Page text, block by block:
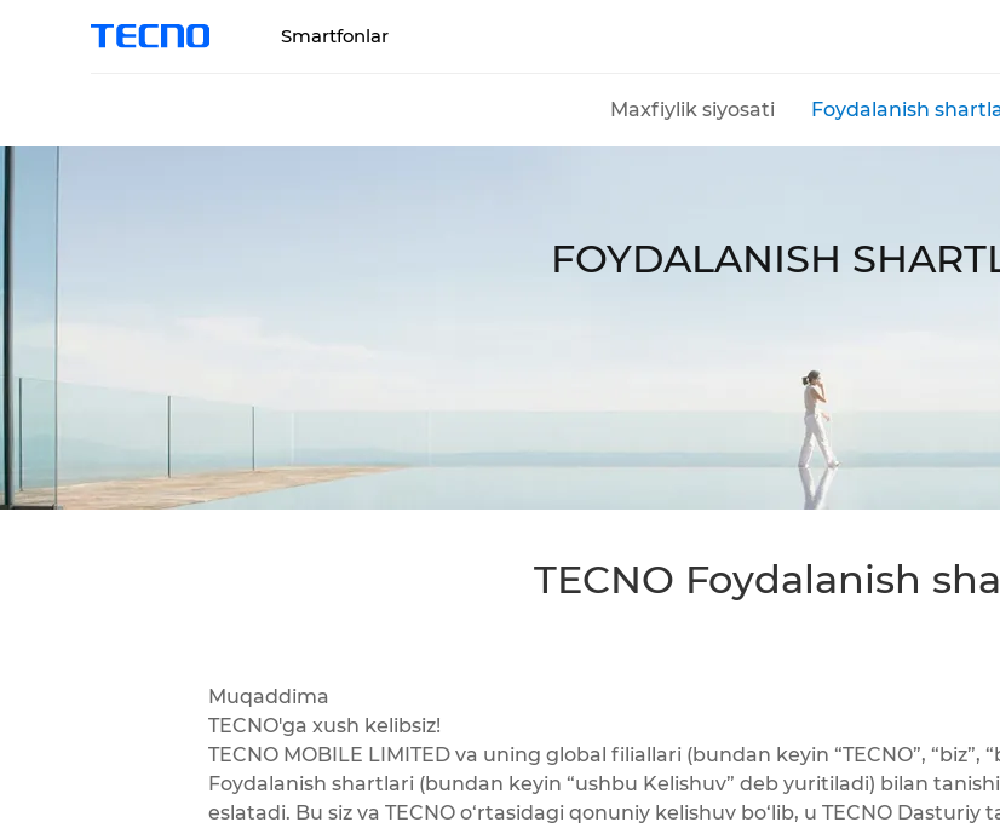
Smartfonlar
CAMON SPARK
Maxfiylik siyosati Foydalanish
FOYDALANISH
TECNO Foydalanish
Muqaddima
TECNO'ga xush kelibsiz!
TECNO MOBILE LIMITED va uning global filiallari (bundan keyin “TECNO”,
Foydalanish shartlari (bundan keyin “ushbu Kelishuv” deb yuritiladi) bilan
eslatadi. Bu siz va TECNO o‘rtasidagi qonuniy kelishuv bo‘lib, u TECNO